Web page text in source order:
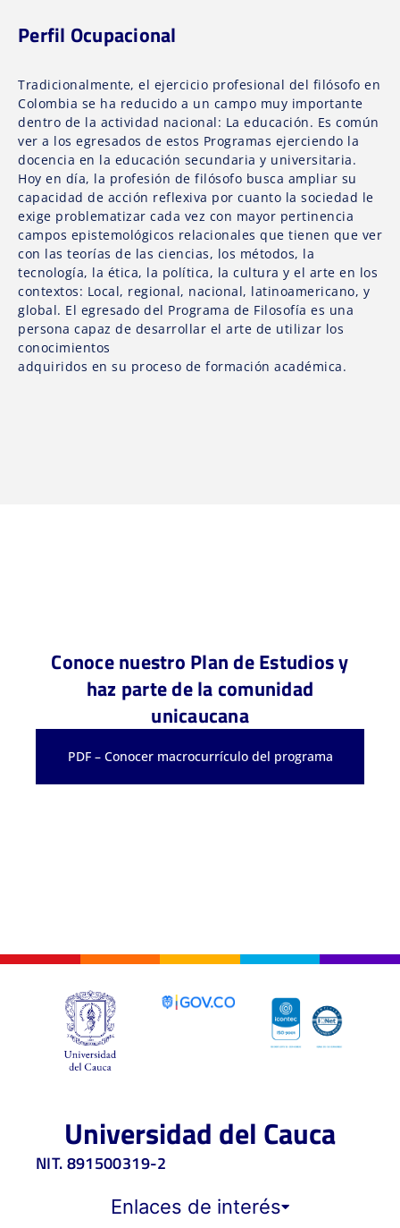
Perfil Ocupacional
Tradicionalmente, el ejercicio profesional del filósofo en
Colombia se ha reducido a un campo muy importante
dentro de la actividad nacional: La educación. Es común
ver a los egresados de estos Programas ejerciendo la
docencia en la educación secundaria y universitaria.
Hoy en día, la profesión de filósofo busca ampliar su
capacidad de acción reflexiva por cuanto la sociedad le
exige problematizar cada vez con mayor pertinencia
campos epistemológicos relacionales que tienen que ver
con las teorías de las ciencias, los métodos, la
tecnología, la ética, la política, la cultura y el arte en los
contextos: Local, regional, nacional, latinoamericano, y
global. El egresado del Programa de Filosofía es una
persona capaz de desarrollar el arte de utilizar los
conocimientos
adquiridos en su proceso de formación académica.
Conoce nuestro Plan de Estudios y
haz parte de la comunidad
unicaucana
PDF – Conocer macrocurrículo del programa
Universidad del Cauca
NIT. 891500319-2
Enlaces de interés